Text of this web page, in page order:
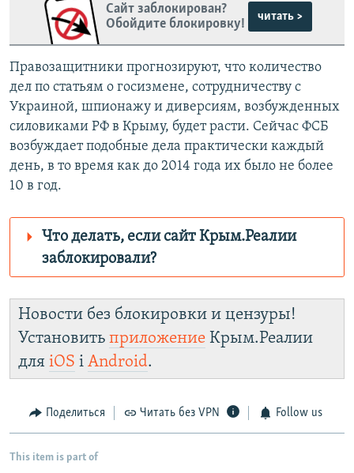
Сайт заблокирован?
Обойдите блокировку!
читать >
Правозащитники прогнозируют, что количество
дел по статьям о госизмене, сотрудничеству с
Украиной, шпионажу и диверсиям, возбужденных
силовиками РФ в Крыму, будет расти. Сейчас ФСБ
возбуждает подобные дела практически каждый
день, в то время как до 2014 года их было не более
10 в год.
Что делать, если сайт Крым.Реалии
заблокировали?
Крым.Реалии
зеркального
сайта: https://d11xv2rztqan8s.cloudfront.net/
установить VPN
Новости без блокировки и цензуры!
Установить приложение Крым.Реалии
для iOS і Android.
Поделиться Читать без VPN Follow us
This item is part of